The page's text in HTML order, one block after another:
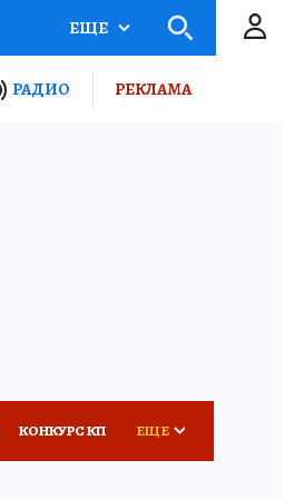
ЕЩЕ
РАДИО РЕКЛАМА
КОНКУРС КП ЕЩЕ